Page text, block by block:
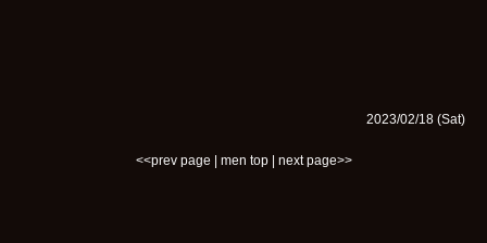
2023/02/18 (Sat)
<<prev page | men top| next page>>